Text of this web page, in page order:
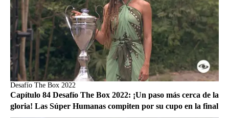
Desafío The Box 2022
Capítulo 84 Desafío The Box 2022: ¡Un paso más cerca de la
gloria! Las Súper Humanas compiten por su cupo en la final